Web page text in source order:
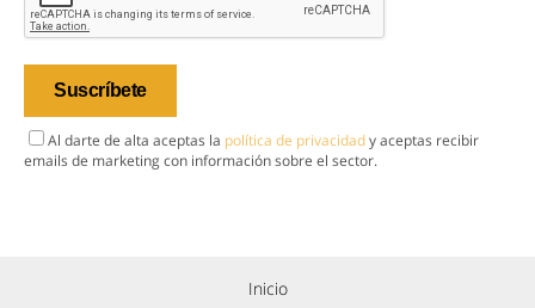
Al darte de alta aceptas la política de privacidady aceptas recibir
emails de marketing con información sobre el sector.
Inicio